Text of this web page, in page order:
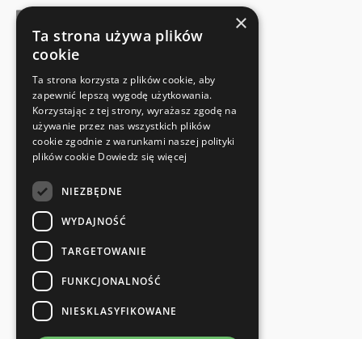
Voldoet aan de veiligheidsnormen
SNELLE EN EENVOUDIGE RETOUR
Retourservice
RECHTSTREEKS VAN DE FABRIKANT
Speciale kwaliteitscontrole
en meer...
×
Ta strona używa plików
cookie
Ta strona korzysta z plików cookie, aby
zapewnić lepszą wygodę użytkowania.
Korzystając z tej strony, wyrażasz zgodę na
używanie przez nas wszystkich plików
cookie zgodnie z warunkami naszej polityki
plików cookie Dowiedz się więcej
NIEZBĘDNE
WYDAJNOŚĆ
TARGETOWANIE
FUNKCJONALNOŚĆ
NIESKLASYFIKOWANE